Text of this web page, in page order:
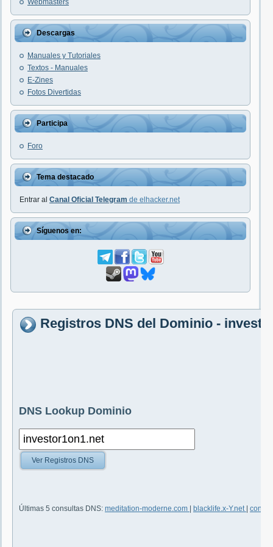
Webmasters
Descargas
Manuales y Tutoriales
Textos - Manuales
E-Zines
Fotos Divertidas
Participa
Foro
Tema destacado
Entrar al Canal Oficial Telegram de elhacker.net
Síguenos en:
Registros DNS del Dominio -
DNS Lookup Dominio
Ver Registros DNS
Últimas 5 consultas DNS: meditation-moderne.com blacklife.x-Y.net